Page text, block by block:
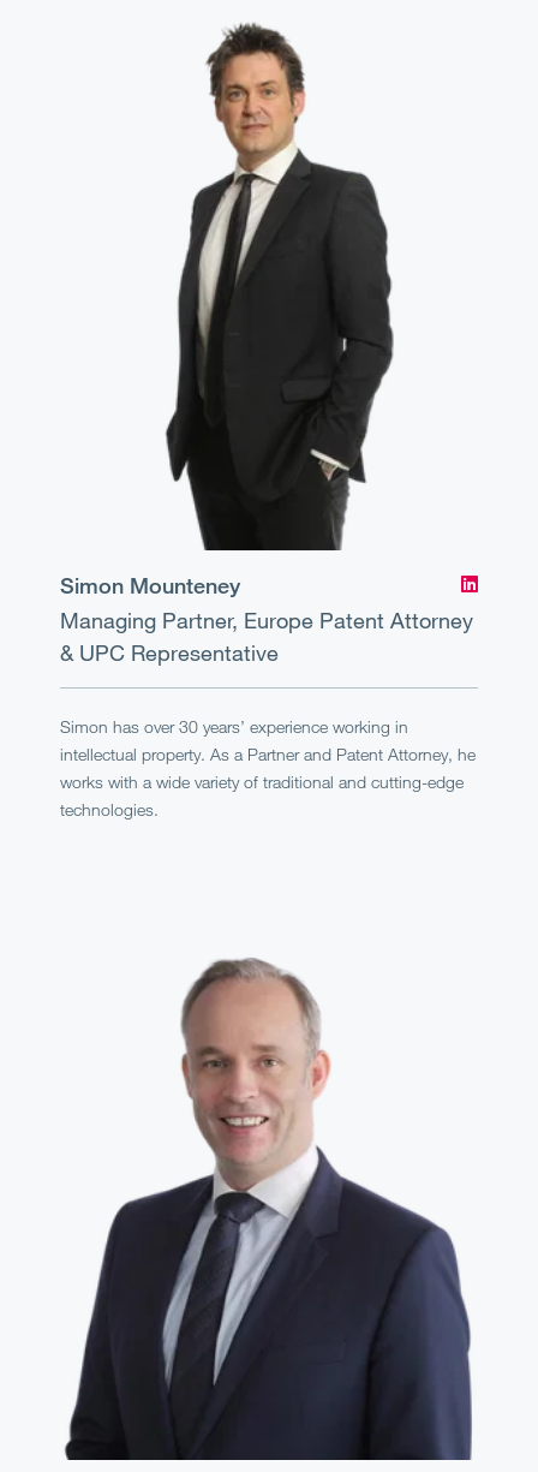
Simon Mounteney
Managing Partner, Europe Patent Attorney
& UPC Representative
Simon has over 30 years’ experience working in
intellectual property. As a Partner and Patent Attorney, he
works with a wide variety of traditional and cutting-edge
technologies.